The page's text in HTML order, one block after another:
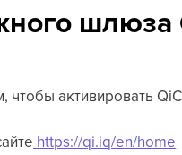
шлюза
чтобы активировать
https://qi.iq/en/home